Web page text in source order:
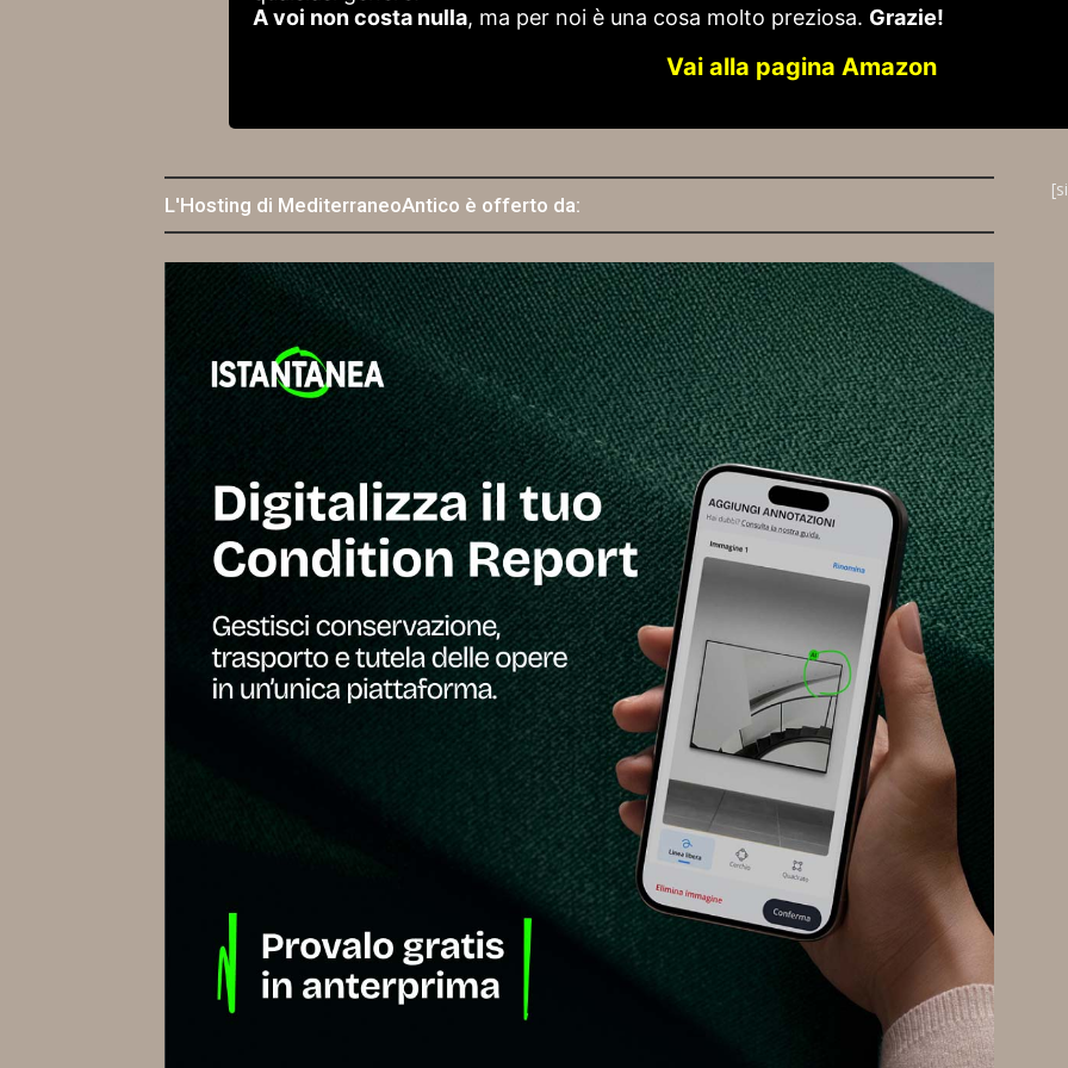
A voi non costa nulla, ma per noi è una cosa molto preziosa. Grazie!
Vai alla pagina Amazon
L'Hosting di MediterraneoAntico è offerto da: